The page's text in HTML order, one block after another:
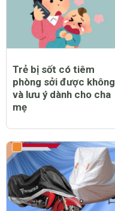
Trẻ bị sốt có tiêm
phòng sởi được không
và lưu ý dành cho cha
mẹ